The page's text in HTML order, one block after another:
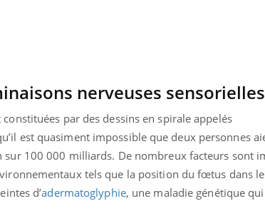
nerveuses sensorielles
par des dessins en spirale appelés
est quasiment impossible que deux personnes
100 000 milliards. De nombreux facteurs sont
tels que la position du fœtus dans
d’adermatoglyphie, une maladie génétique